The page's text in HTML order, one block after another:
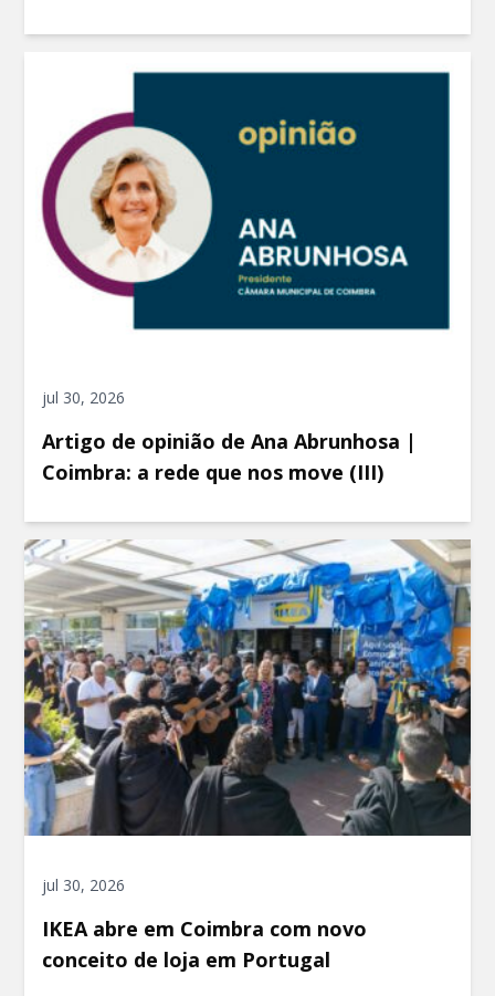
jul 30, 2026
Artigo de opinião de Ana Abrunhosa |
Coimbra: a rede que nos move (III)
jul 30, 2026
IKEA abre em Coimbra com novo
conceito de loja em Portugal